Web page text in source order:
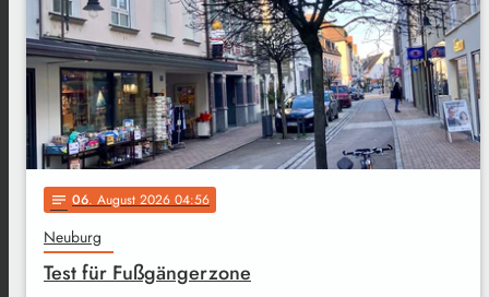
notes 06. August 2026 04:56
Neuburg
Test für Fußgängerzone